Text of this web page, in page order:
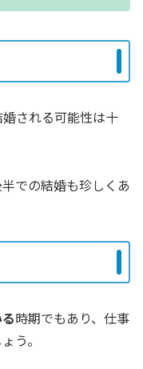
される可能性は十
での結婚も珍しくあ
時期でもあり、仕事
う。